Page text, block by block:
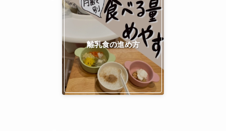
離乳食の進め方